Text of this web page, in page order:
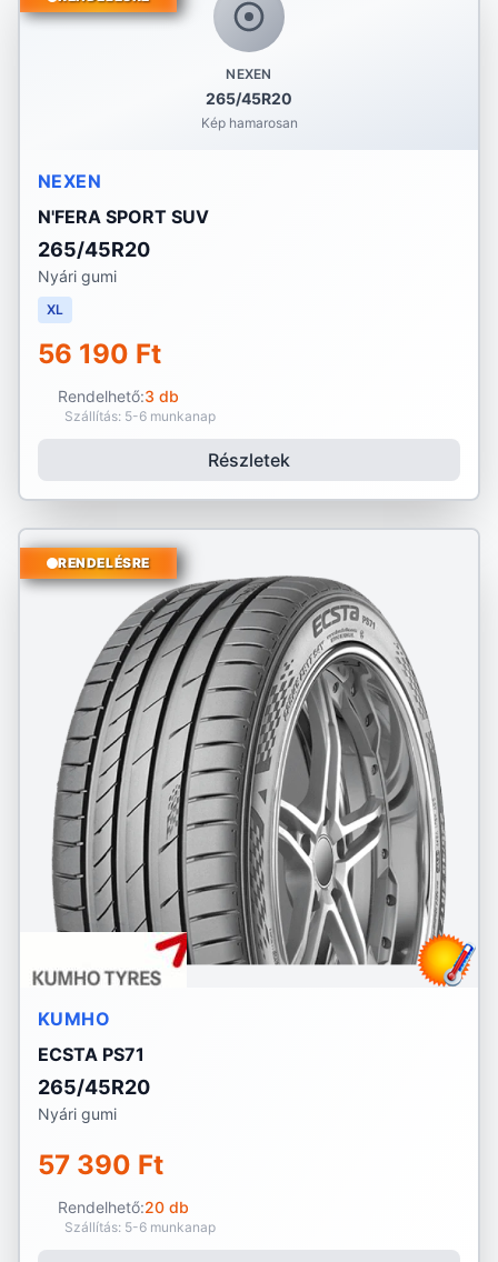
NEXEN
265/45R20
Kép hamarosan
NEXEN
N'FERA SPORT SUV
265/45R20
Nyári gumi
XL
56 190 Ft
Rendelhető:3 db
Szállítás: 5-6 munkanap
Részletek
RENDELÉSRE
KUMHO
ECSTA PS71
265/45R20
Nyári gumi
57 390 Ft
Rendelhető:20 db
Szállítás: 5-6 munkanap